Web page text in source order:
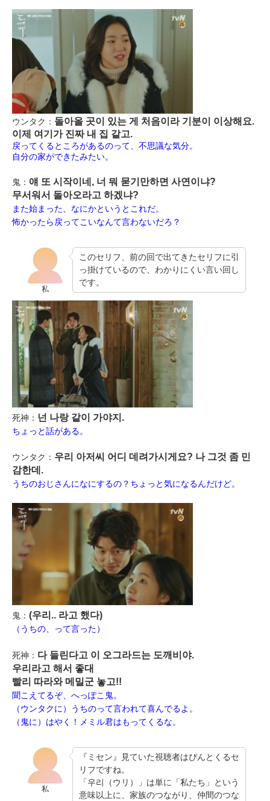
ウンタク： 돌아올 곳이 있는 게 처음이라 기분이 이상해요.
이제 여기가 진짜 내 집 같고.
戻ってくるところがあるのって、不思議な気分。
自分の家ができたみたい。
鬼： 얘 또 시작이네, 너 뭐 묻기만하면 사연이냐?
무서워서 돌아오라고 하겠냐?
また始まった、なにかというとこれだ。
怖かったら戻ってこいなんて言わないだろ？
私
このセリフ、前の回で出てきたセリフに引
っ掛けているので、わかりにくい言い回し
です。
死神： 넌 나랑 같이 가야지.
ちょっと話がある。
ウンタク： 우리 아저씨 어디 데려가시게요? 나 그것 좀 민
감한데.
うちのおじさんになにするの？ちょっと気になるんだけど。
鬼： (우리.. 라고 했다)
（うちの、って言った）
死神： 다 들린다고 이 오그라드는 도깨비야.
우리라고 해서 좋대
빨리 따라와 메밀군 놓고!!
聞こえてるぞ、へっぽこ鬼。
（ウンタクに）うちのって言われて喜んでるよ。
（鬼に）はやく！メミル君はもってくるな。
私
『ミセン』見ていた視聴者はぴんとくるセ
リフですね。
「우리（ウリ）」は単に「私たち」という
意味以上に、家族のつながり、仲間のつな